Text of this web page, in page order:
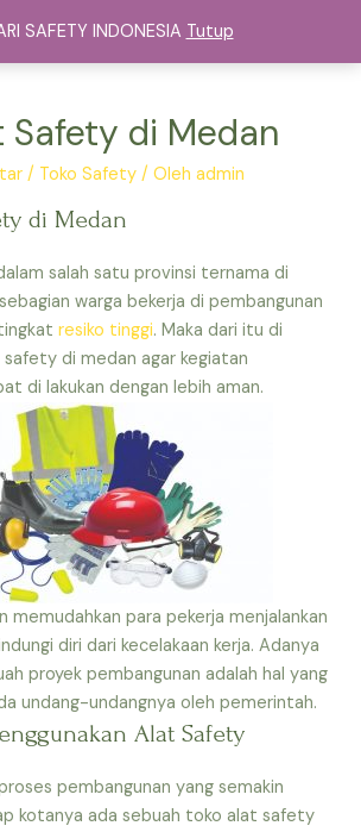
SAFETY INDONESIA Tutup
Safety di Medan
/ Toko Safety / Olehadmin
di Medan
salah satu provinsi ternama di
warga bekerja di pembangunan
resiko tinggi. Maka dari itu di
di medan agar kegiatan
di lakukan dengan lebih aman.
memudahkan para pekerja menjalankan
diri dari kecelakaan kerja. Adanya
proyek pembangunan adalah hal yang
undang-undangnya oleh pemerintah.
Alat Safety
pembangunan yang semakin
kotanya ada sebuah toko alat safety